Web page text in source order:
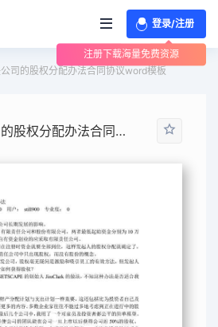
登录/注册
注册下载海量免费资源
司的股权分配办法合同协议word模板
有限责任公司的股权分配办法合同协议word模板